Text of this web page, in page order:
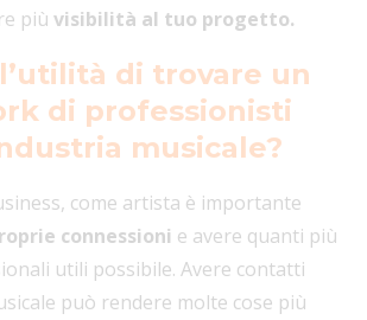
più visibilità al tuo progetto.
di trovare un
di professionisti
musicale?
come artista è importante
connessioni e avere quanti più
utili possibile. Avere contatti
può rendere molte cose più